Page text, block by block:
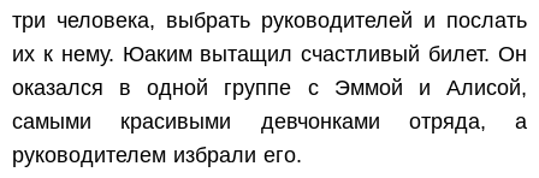
три человека, выбрать руководителей и послать
их к нему. Юаким вытащил счастливый билет. Он
оказался в одной группе с Эммой и Алисой,
самыми красивыми девчонками отряда, а
руководителем избрали его.